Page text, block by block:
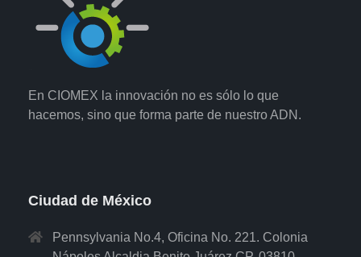
En CIOMEX la innovación no es sólo lo que
hacemos, sino que forma parte de nuestro ADN.
Ciudad de México
Pennsylvania No.4, Oficina No. 221. Colonia